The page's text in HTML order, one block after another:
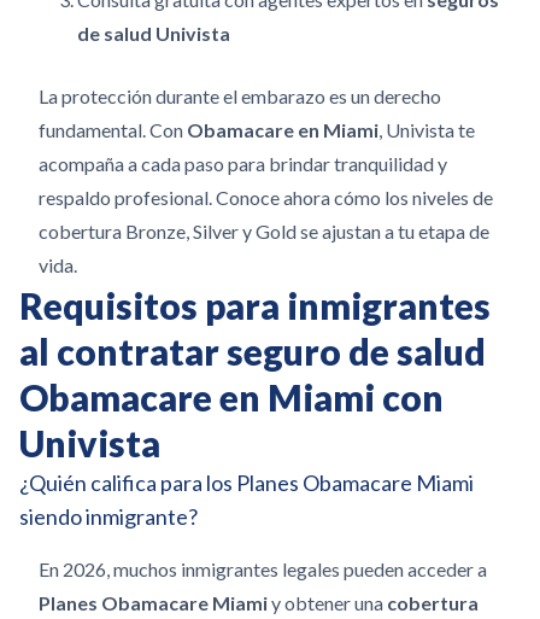
de salud Univista
La protección durante el embarazo es un derecho
fundamental. Con Obamacare en Miami, Univista te
acompaña a cada paso para brindar tranquilidad y
respaldo profesional. Conoce ahora cómo los niveles de
cobertura Bronze, Silver y Gold se ajustan a tu etapa de
vida.
Requisitos para inmigrantes
al contratar seguro de salud
Obamacare en Miami con
Univista
¿Quién califica para los Planes Obamacare Miami
siendo inmigrante?
En 2026, muchos inmigrantes legales pueden acceder a
Planes Obamacare Miamiy obtener una cobertura